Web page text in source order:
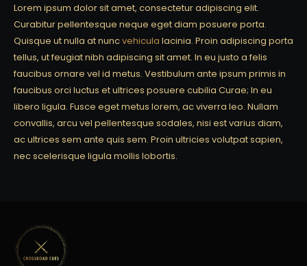
Lorem ipsum dolor sit amet, consectetur adipiscing elit.
Curabitur pellentesque neque eget diam posuere porta.
Quisque ut nulla at nuncvehicula lacinia. Proin adipiscing porta
tellus, ut feugiat nibh adipiscing sit amet. In eu justo a felis
faucibus ornare vel id metus. Vestibulum ante ipsum primis in
faucibus orci luctus et ultrices posuere cubilia Curae; In eu
libero ligula. Fusce eget metus lorem, ac viverra leo. Nullam
convallis, arcu vel pellentesque sodales, nisi est varius diam,
ac ultrices sem ante quis sem. Proin ultricies volutpat sapien,
nec scelerisque ligula mollis lobortis.